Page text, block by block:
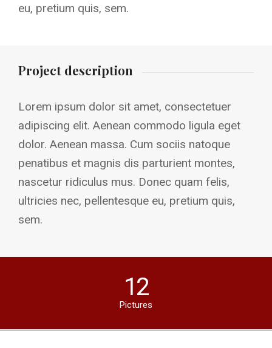
eu, pretium quis, sem.
Project description
Lorem ipsum dolor sit amet, consectetuer
adipiscing elit. Aenean commodo ligula eget
dolor. Aenean massa. Cum sociis natoque
penatibus et magnis dis parturient montes,
nascetur ridiculus mus. Donec quam felis,
ultricies nec, pellentesque eu, pretium quis,
sem.
12
Pictures